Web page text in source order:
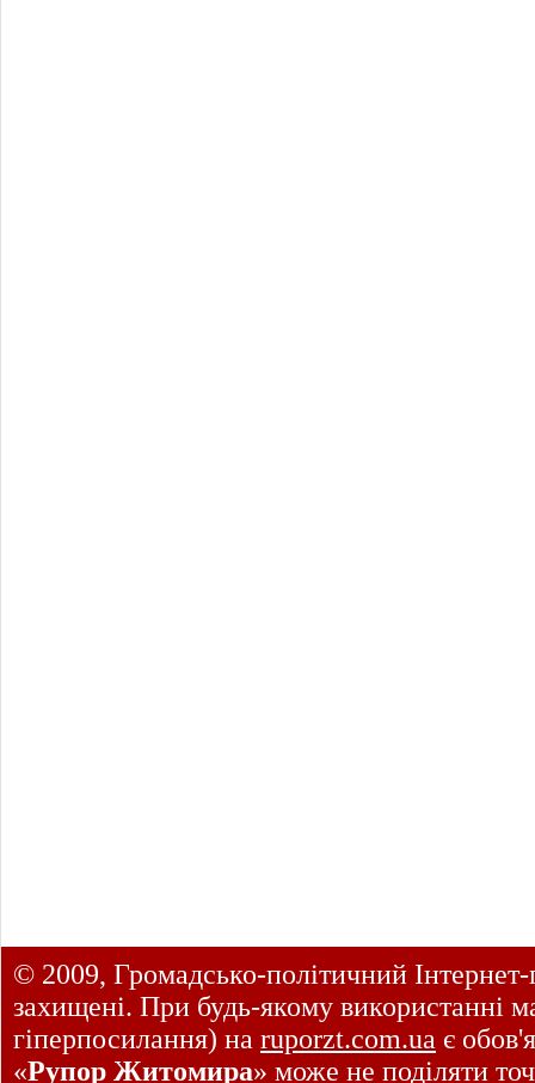
© 2009, Громадсько-політичний
захищені. При будь-якому використанні
гіперпосилання) на ruporzt.com.ua є
«Рупор Житомира» може не поділяти